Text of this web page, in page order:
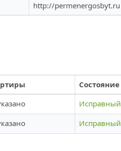
http://permenergosbyt.ru
Состояние
Исправный
Исправный